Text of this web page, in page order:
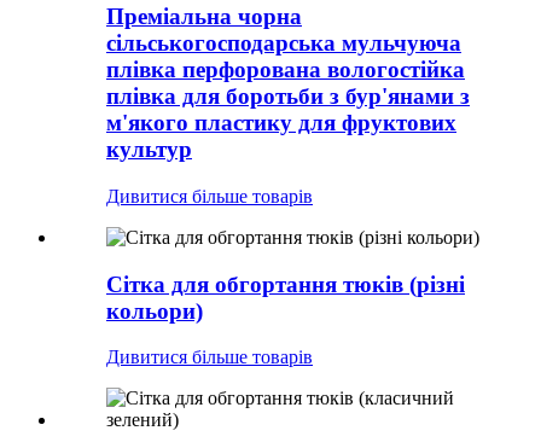
Преміальна чорна
сільськогосподарська мульчуюча
плівка перфорована вологостійка
плівка для боротьби з бур'янами з
м'якого пластику для фруктових
культур
Дивитися більше товарів
Сітка для обгортання тюків (різні
кольори)
Дивитися більше товарів